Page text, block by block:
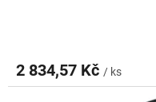
2 834,57 Kč / ks